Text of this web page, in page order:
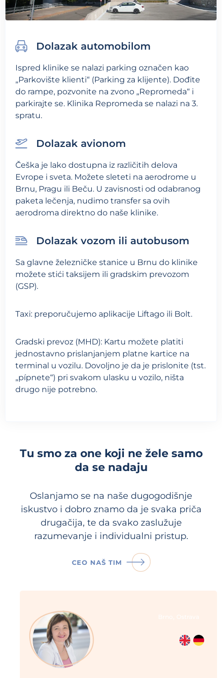
Dolazak automobilom
Ispred klinike se nalazi parking označen kao
„Parkovište klienti“ (Parking za klijente). Dođite
do rampe, pozvonite na zvono „Repromeda“ i
parkirajte se. Klinika Repromeda se nalazi na 3.
spratu.
Dolazak avionom
Češka je lako dostupna iz različitih delova
Evrope i sveta. Možete sleteti na aerodrome u
Brnu, Pragu ili Beču. U zavisnosti od odabranog
paketa lečenja, nudimo transfer sa ovih
aerodroma direktno do naše klinike.
Dolazak vozom ili autobusom
Sa glavne železničke stanice u Brnu do klinike
možete stići taksijem ili gradskim prevozom
(GSP).
Taxi: preporučujemo aplikacije Liftago ili Bolt.
Gradski prevoz (MHD): Kartu možete platiti
jednostavno prislanjanjem platne kartice na
terminal u vozilu. Dovoljno je da je prislonite (tst.
„pípnete“) pri svakom ulasku u vozilo, ništa
drugo nije potrebno.
Tu smo za one koji ne žele samo
da se nadaju
Oslanjamo se na naše dugogodišnje
iskustvo i dobro znamo da je svaka priča
drugačija, te da svako zaslužuje
razumevanje i individualni pristup.
CEO NAŠ TIM